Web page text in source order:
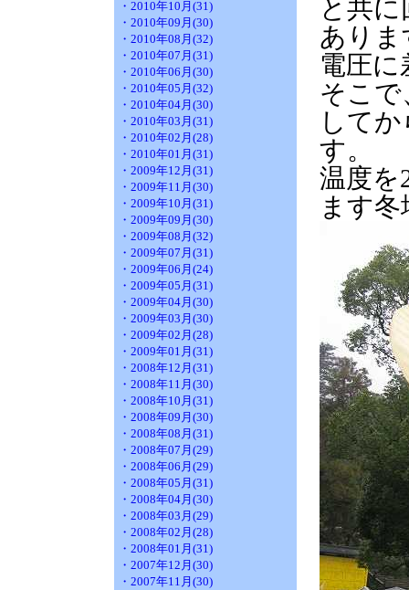
・2010年10月(31)
・2010年09月(30)
・2010年08月(32)
・2010年07月(31)
・2010年06月(30)
・2010年05月(32)
・2010年04月(30)
・2010年03月(31)
・2010年02月(28)
・2010年01月(31)
・2009年12月(31)
・2009年11月(30)
・2009年10月(31)
・2009年09月(30)
・2009年08月(32)
・2009年07月(31)
・2009年06月(24)
・2009年05月(31)
・2009年04月(30)
・2009年03月(30)
・2009年02月(28)
・2009年01月(31)
・2008年12月(31)
・2008年11月(30)
・2008年10月(31)
・2008年09月(30)
・2008年08月(31)
・2008年07月(29)
・2008年06月(29)
・2008年05月(31)
・2008年04月(30)
・2008年03月(29)
・2008年02月(28)
・2008年01月(31)
・2007年12月(30)
・2007年11月(30)
と共
ありま
電圧
そこ
して
す。
温度を
ます